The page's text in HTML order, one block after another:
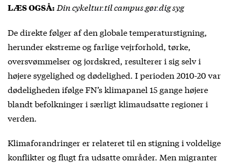
LÆS OGSÅ: Din cykeltur til campus gør dig syg
De direkte følger af den globale temperaturstigning,
herunder ekstreme og farlige vejrforhold, tørke,
oversvømmelser og jordskred, resulterer i sig selv i
højere sygelighed og dødelighed. I perioden 2010-20 var
dødeligheden ifølge FN’s klimapanel 15 gange højere
blandt befolkninger i særligt klimaudsatte regioner i
verden.
Klimaforandringer er relateret til en stigning i voldelige
konflikter og flugt fra udsatte områder. Men migranter